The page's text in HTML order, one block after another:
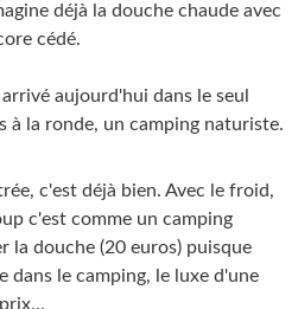
déjà la douche chaude avec
cédé.
aujourd'hui dans le seul
à la ronde, un camping naturiste.
c'est déjà bien. Avec le froid,
c'est comme un camping
la douche (20 euros) puisque
dans le camping, le luxe d'une